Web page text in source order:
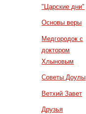
"Царские дни"
Основы веры
Медгородок с
доктором
Хлыновым
Советы Доулы
Ветхий Завет
Друзья